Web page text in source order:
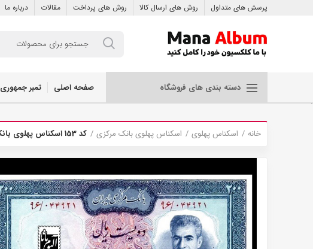
پرسش های متداول روش های ارسال کالا روش های پرداخت مقالات درباره ما
دسته بندی های فروشگاه صفحه اصلی تمبر جمهوری
.
خانه اسکناس پهلوی اسکناس پهلوی بانک مرکزی کد 153 اسکناس پهلوی بانک مرکزی 200 ریال